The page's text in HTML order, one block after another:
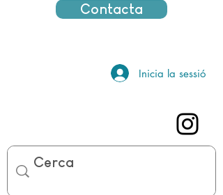
Inicia la sessió
Contacta